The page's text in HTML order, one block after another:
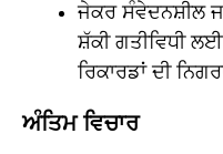
ਜੇਕਰ ਸੰਵੇਦਨਸ਼ੀਲ
ਸ਼ੱਕੀ ਗਤੀਵਿਧੀ
ਰਿਕਾਰਡਾਂ ਦੀ
ਅੰਤਿਮ ਵਿਚਾਰ